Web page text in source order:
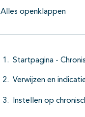
Alles openklappen
Startpagina -
Verwijzen en
Instellen op